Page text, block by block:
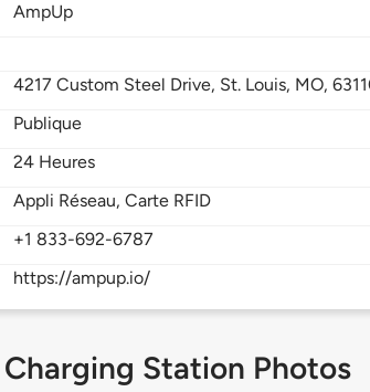
AmpUp
4217Custom Steel Drive, St. Louis, MO,
Publique
24 Heures
Appli Réseau, Carte RFID
+1 833-692-6787
https://ampup.io/
Charging Station Photos